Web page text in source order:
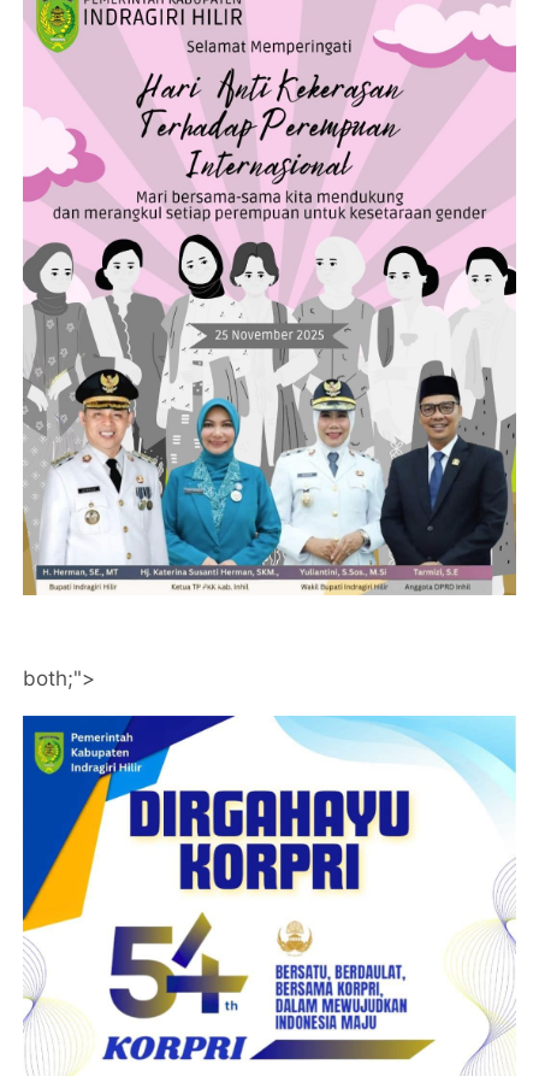
both;">